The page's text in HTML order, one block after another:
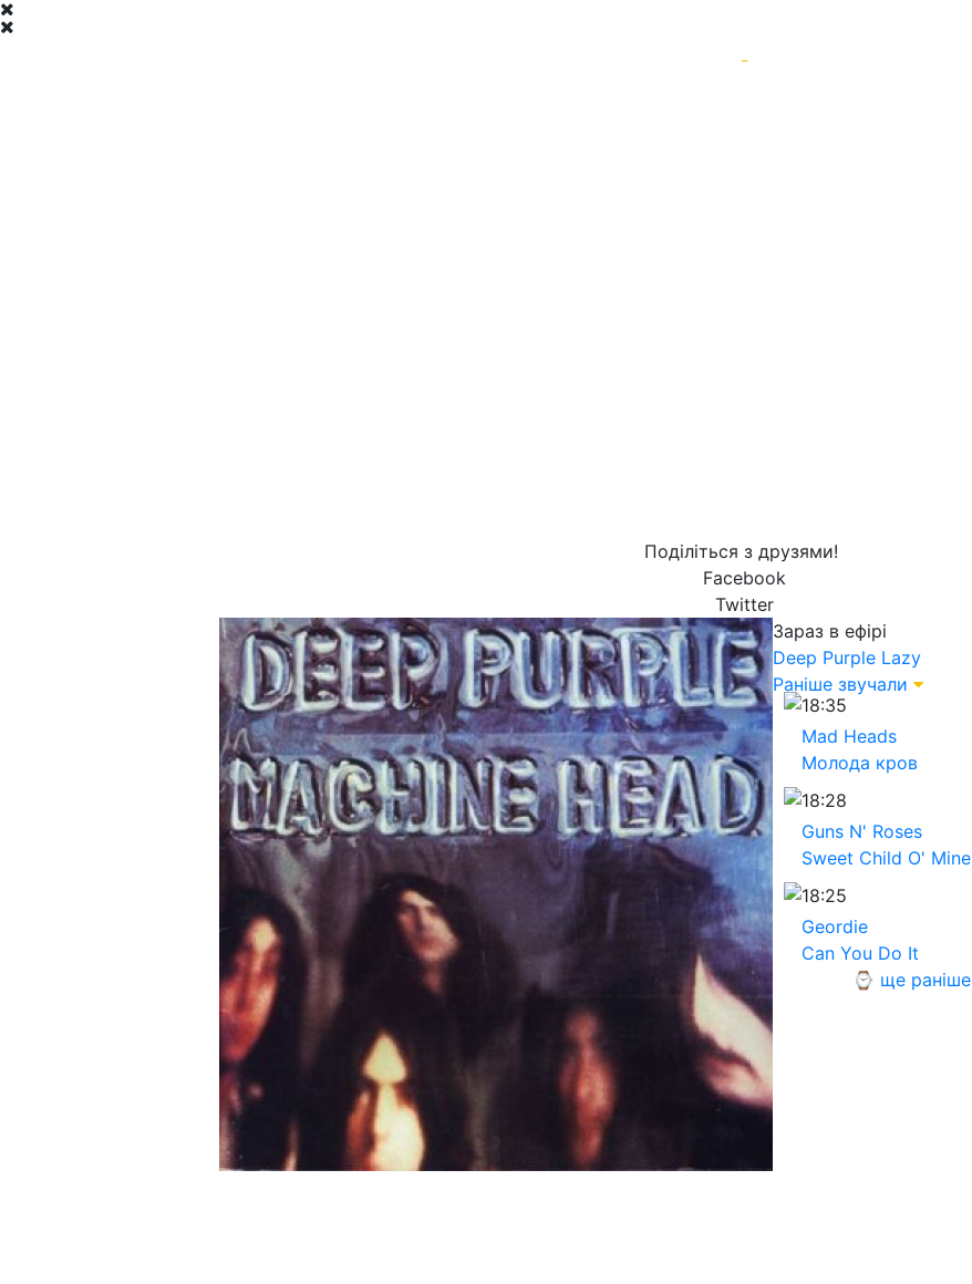
-
Поділіться з друзями!
Facebook
Twitter
Зараз в ефірі
Deep Purple Lazy
Раніше звучали
18:35
Mad Heads
Молода кров
18:28
Guns N' Roses
Sweet Child O' Mine
18:25
Geordie
Can You Do It
⌚ ще раніше